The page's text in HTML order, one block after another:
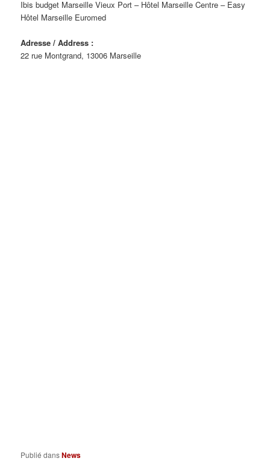
Ibis budget Marseille Vieux Port – Hôtel Marseille Centre – Easy
Hôtel Marseille Euromed
Adresse / Address :
22 rue Montgrand, 13006 Marseille
Publié dansNews